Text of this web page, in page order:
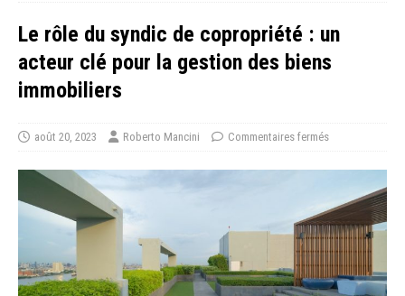
Le rôle du syndic de copropriété : un
acteur clé pour la gestion des biens
immobiliers
août 20, 2023 Roberto Mancini Commentaires fermés